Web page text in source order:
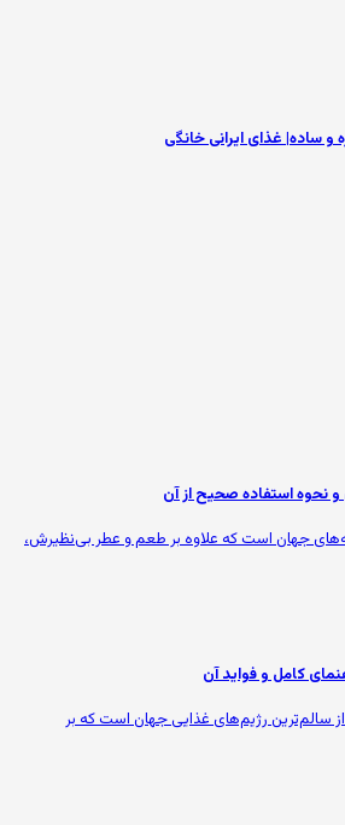
و ساده| غذای ایرانی خانگی
نحوه استفاده صحیح از آن
جهان است که علاوه بر طعم و عطر بی‌نظیرش،
کامل و فواید آن
از سالم‌ترین رژیم‌های غذایی جهان است که بر